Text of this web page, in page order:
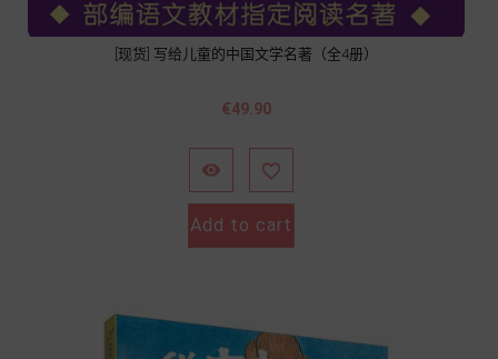
[现货] 写给儿童的中国文学名著（全4册）
價
€49.90
 
Add to cart